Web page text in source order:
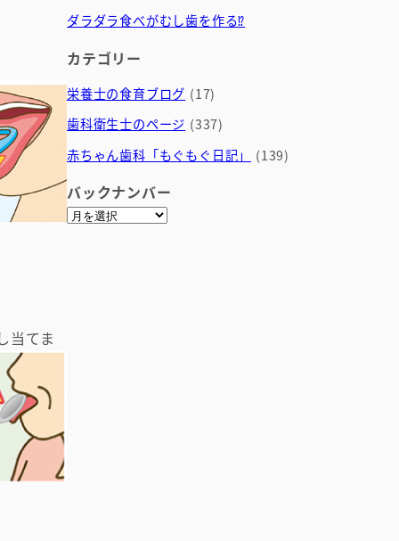
当てま
ダラダラ食べがむし歯を作る⁉
カテゴリー
栄養士の食育ブログ (17)
歯科衛生士のページ (337)
赤ちゃん歯科「もぐもぐ日記」
(139)
バックナンバー
ア